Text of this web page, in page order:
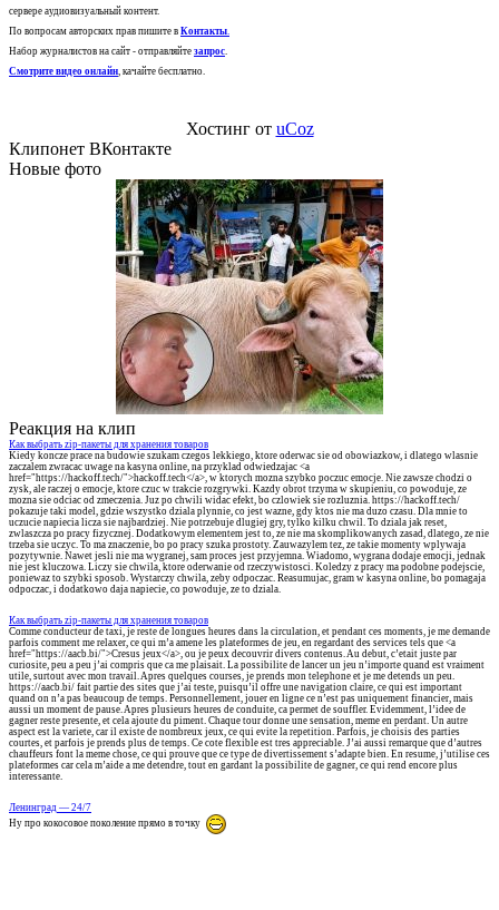
сервере аудиовизуальный контент.
По вопросам авторских прав пишите в Контакты.
Набор журналистов на сайт - отправляйте запрос.
Смотрите видео онлайн, качайте бесплатно.
Хостинг от uCoz
Клипонет ВКонтакте
Новые фото
Реакция на клип
Как выбрать zip-пакеты для хранения товаров
Kiedy koncze prace na budowie szukam czegos lekkiego, ktore oderwac sie od obowiazkow, i dlatego wlasnie
zaczalem zwracac uwage na kasyna online, na przyklad odwiedzajac <a
href="https://hackoff.tech/">hackoff.tech</a>, w ktorych mozna szybko poczuc emocje. Nie zawsze chodzi o
zysk, ale raczej o emocje, ktore czuc w trakcie rozgrywki. Kazdy obrot trzyma w skupieniu, co powoduje, ze
mozna sie odciac od zmeczenia. Juz po chwili widac efekt, bo czlowiek sie rozluznia. https://hackoff.tech/
pokazuje taki model, gdzie wszystko dziala plynnie, co jest wazne, gdy ktos nie ma duzo czasu. Dla mnie to
uczucie napiecia licza sie najbardziej. Nie potrzebuje dlugiej gry, tylko kilku chwil. To dziala jak reset,
zwlaszcza po pracy fizycznej. Dodatkowym elementem jest to, ze nie ma skomplikowanych zasad, dlatego, ze nie
trzeba sie uczyc. To ma znaczenie, bo po pracy szuka prostoty. Zauwazylem tez, ze takie momenty wplywaja
pozytywnie. Nawet jesli nie ma wygranej, sam proces jest przyjemna. Wiadomo, wygrana dodaje emocji, jednak
nie jest kluczowa. Liczy sie chwila, ktore oderwanie od rzeczywistosci. Koledzy z pracy ma podobne podejscie,
poniewaz to szybki sposob. Wystarczy chwila, zeby odpoczac. Reasumujac, gram w kasyna online, bo pomagaja
odpoczac, i dodatkowo daja napiecie, co powoduje, ze to dziala.
Как выбрать zip-пакеты для хранения товаров
Comme conducteur de taxi, je reste de longues heures dans la circulation, et pendant ces moments, je me demande
parfois comment me relaxer, ce qui m’a amene les plateformes de jeu, en regardant des services tels que <a
href="https://aacb.bi/">Cresus jeux</a>, ou je peux decouvrir divers contenus. Au debut, c’etait juste par
curiosite, peu a peu j’ai compris que ca me plaisait. La possibilite de lancer un jeu n’importe quand est vraiment
utile, surtout avec mon travail. Apres quelques courses, je prends mon telephone et je me detends un peu.
https://aacb.bi/ fait partie des sites que j’ai teste, puisqu’il offre une navigation claire, ce qui est important
quand on n’a pas beaucoup de temps. Personnellement, jouer en ligne ce n’est pas uniquement financier, mais
aussi un moment de pause. Apres plusieurs heures de conduite, ca permet de souffler. Evidemment, l’idee de
gagner reste presente, et cela ajoute du piment. Chaque tour donne une sensation, meme en perdant. Un autre
aspect est la variete, car il existe de nombreux jeux, ce qui evite la repetition. Parfois, je choisis des parties
courtes, et parfois je prends plus de temps. Ce cote flexible est tres appreciable. J’ai aussi remarque que d’autres
chauffeurs font la meme chose, ce qui prouve que ce type de divertissement s’adapte bien. En resume, j’utilise ces
plateformes car cela m’aide a me detendre, tout en gardant la possibilite de gagner, ce qui rend encore plus
interessante.
Ленинград — 24/7
Ну про кокосовое поколение прямо в точку